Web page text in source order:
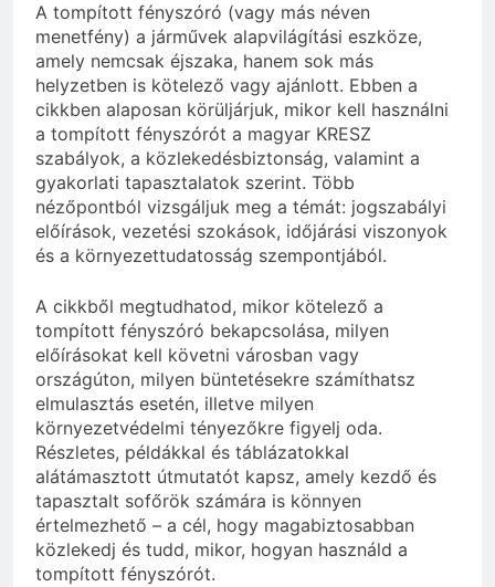
A tompított fényszóró (vagy más néven
menetfény) a járművek alapvilágítási eszköze,
amely nemcsak éjszaka, hanem sok más
helyzetben is kötelező vagy ajánlott. Ebben a
cikkben alaposan körüljárjuk, mikor kell használni
a tompított fényszórót a magyar KRESZ
szabályok, a közlekedésbiztonság, valamint a
gyakorlati tapasztalatok szerint. Több
nézőpontból vizsgáljuk meg a témát: jogszabályi
előírások, vezetési szokások, időjárási viszonyok
és a környezettudatosság szempontjából.
A cikkből megtudhatod, mikor kötelező a
tompított fényszóró bekapcsolása, milyen
előírásokat kell követni városban vagy
országúton, milyen büntetésekre számíthatsz
elmulasztás esetén, illetve milyen
környezetvédelmi tényezőkre figyelj oda.
Részletes, példákkal és táblázatokkal
alátámasztott útmutatót kapsz, amely kezdő és
tapasztalt sofőrök számára is könnyen
értelmezhető – a cél, hogy magabiztosabban
közlekedj és tudd, mikor, hogyan használd a
tompított fényszórót.